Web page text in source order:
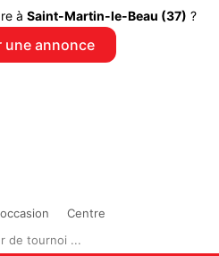
à Saint-Martin-le-Beau (37) ?
une annonce
Centre
de tournoi ...